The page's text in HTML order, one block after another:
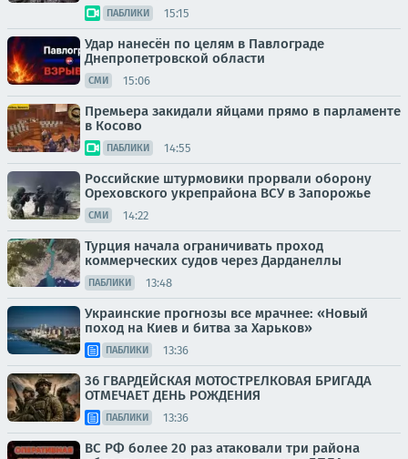
ПАБЛИКИ 15:15
Удар нанесён по целям в Павлограде
Днепропетровской области
СМИ 15:06
Премьера закидали яйцами прямо в парламенте
в Косово
ПАБЛИКИ 14:55
Российские штурмовики прорвали оборону
Ореховского укрепрайона ВСУ в Запорожье
СМИ 14:22
Турция начала ограничивать проход
коммерческих судов через Дарданеллы
ПАБЛИКИ 13:48
Украинские прогнозы все мрачнее: «Новый
поход на Киев и битва за Харьков»
ПАБЛИКИ 13:36
36 ГВАРДЕЙСКАЯ МОТОСТРЕЛКОВАЯ БРИГАДА
ОТМЕЧАЕТ ДЕНЬ РОЖДЕНИЯ
ПАБЛИКИ 13:36
ВС РФ более 20 раз атаковали три района